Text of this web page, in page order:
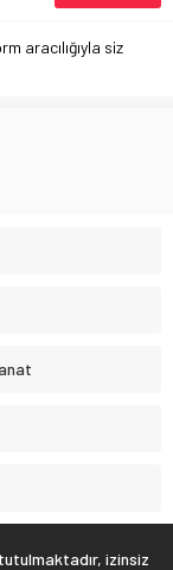
aracılığıyla siz
izinsiz